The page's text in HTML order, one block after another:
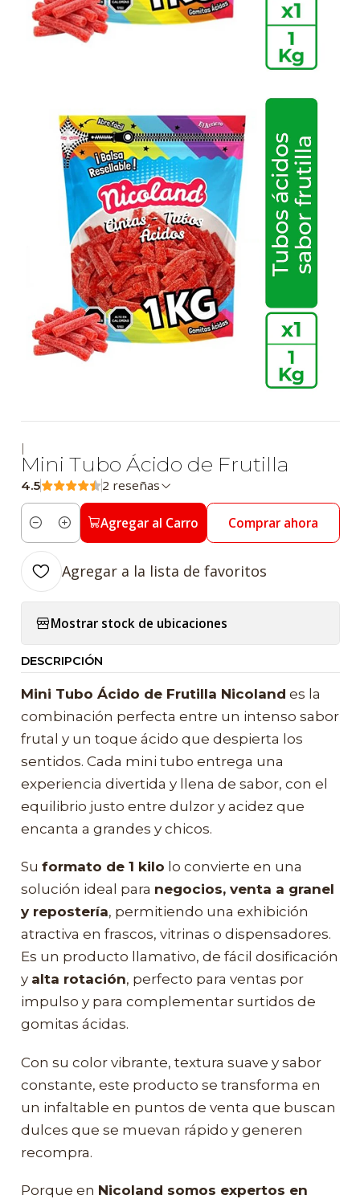
|
Mini Tubo Ácido de Frutilla
4.5 2 reseñas
Cantidad
Agregar al Carro Comprar ahora
Agregar a la lista de favoritos
Mostrar stock de ubicaciones
DESCRIPCIÓN
Mini Tubo Ácido de Frutilla Nicoland es la
combinación perfecta entre un intenso sabor
frutal y un toque ácido que despierta los
sentidos. Cada mini tubo entrega una
experiencia divertida y llena de sabor, con el
equilibrio justo entre dulzor y acidez que
encanta a grandes y chicos.
Su formato de 1 kilo lo convierte en una
solución ideal para negocios, venta a granel
y repostería, permitiendo una exhibición
atractiva en frascos, vitrinas o dispensadores.
Es un producto llamativo, de fácil dosificación
y alta rotación, perfecto para ventas por
impulso y para complementar surtidos de
gomitas ácidas.
Con su color vibrante, textura suave y sabor
constante, este producto se transforma en
un infaltable en puntos de venta que buscan
dulces que se muevan rápido y generen
recompra.
Porque en Nicoland somos expertos en